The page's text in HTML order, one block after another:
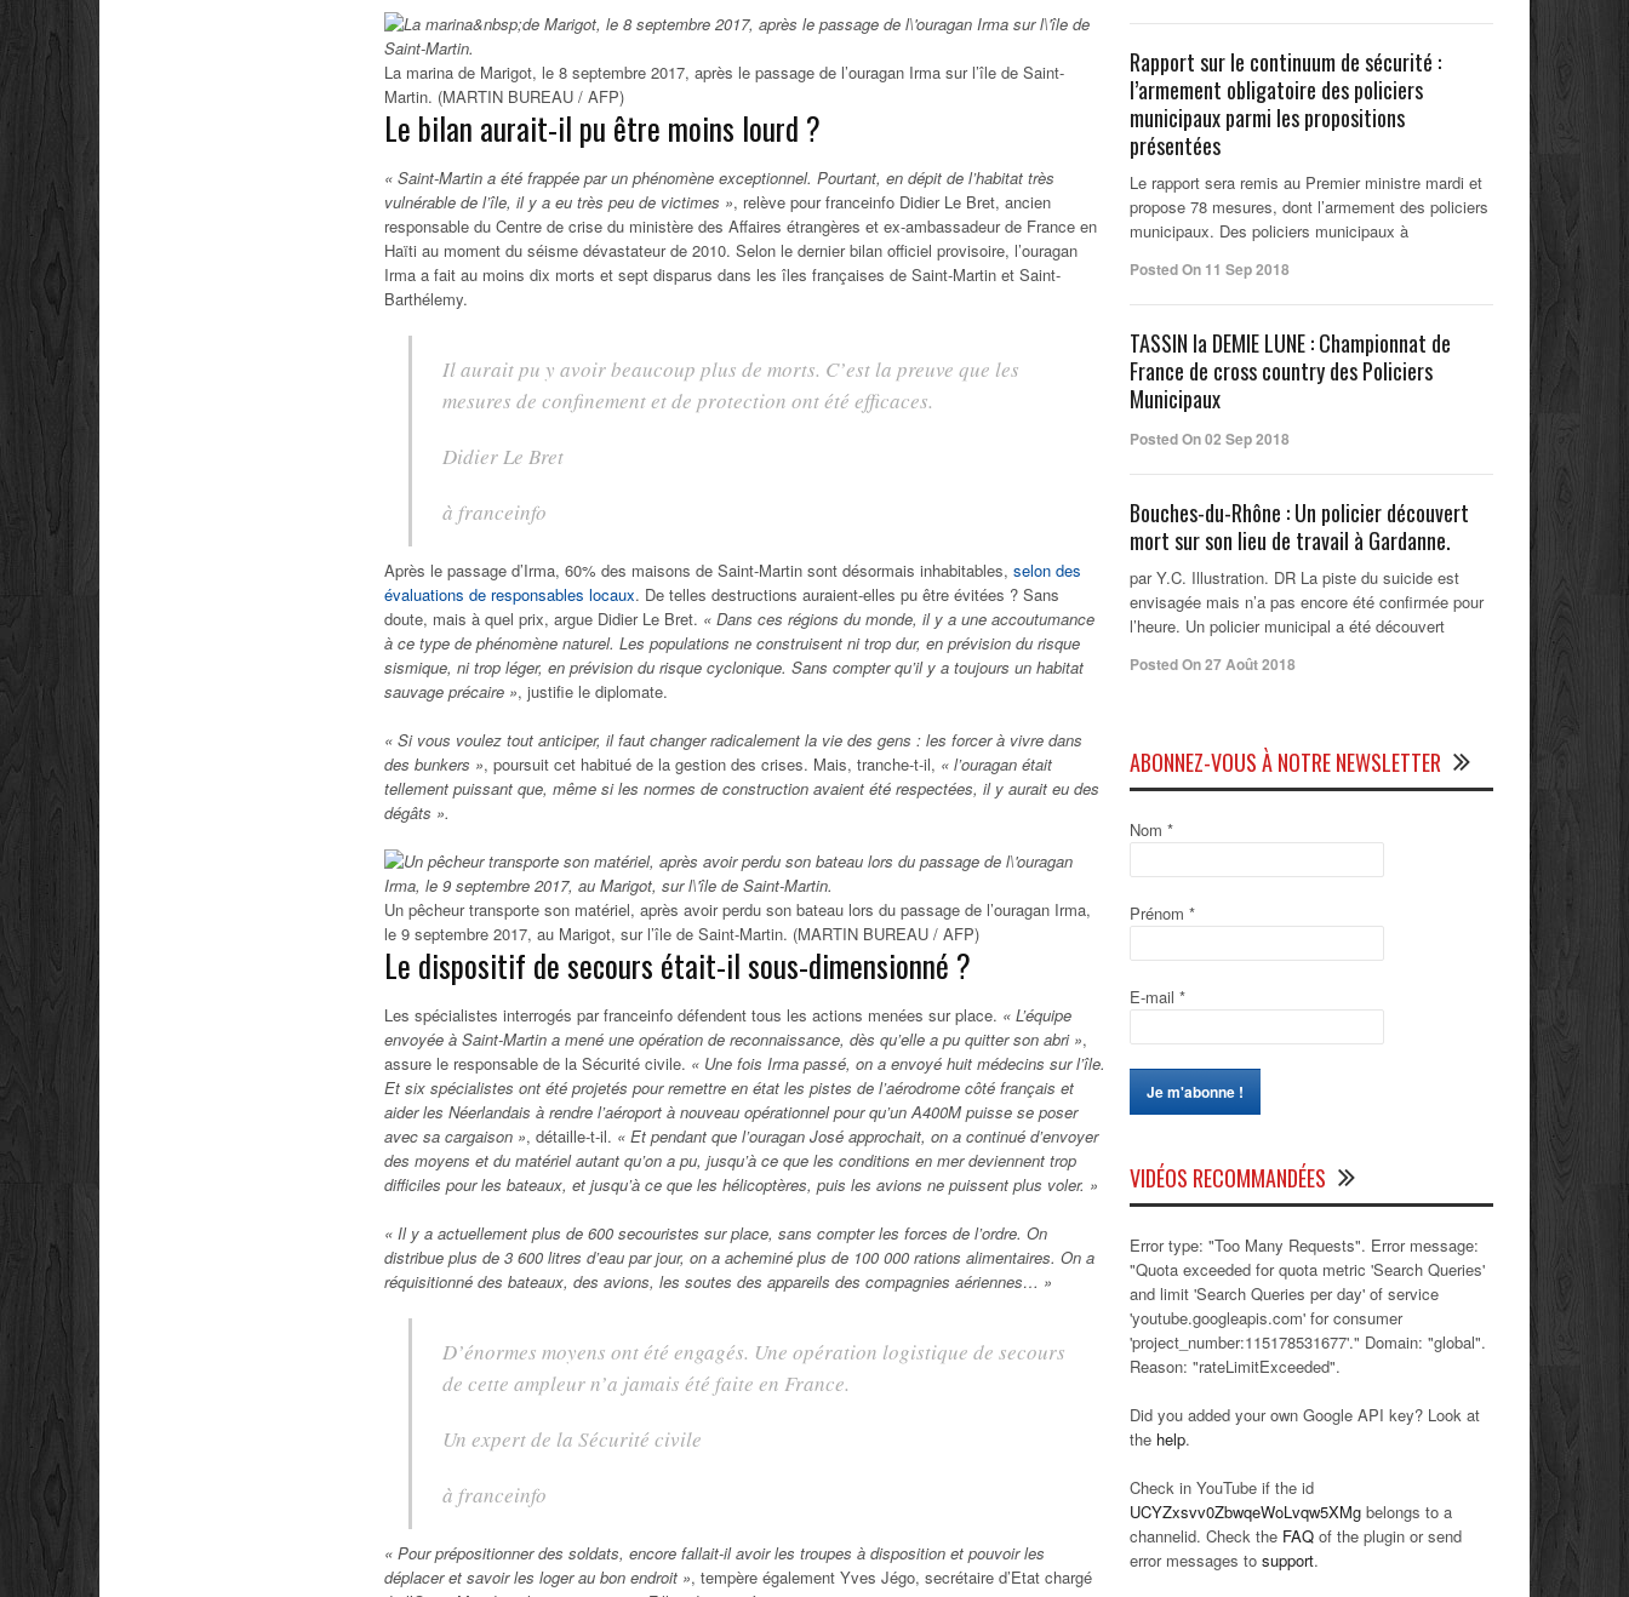
La marina de Marigot, le 8 septembre 2017, après le passage de l’ouragan Irma sur l’île de Saint-
Martin. (MARTIN BUREAU / AFP)
Le bilan aurait-il pu être moins lourd ?
« Saint-Martin a été frappée par un phénomène exceptionnel. Pourtant, en dépit de l’habitat très
vulnérable de l’île, il y a eu très peu de victimes », relève pour franceinfo Didier Le Bret, ancien
responsable du Centre de crise du ministère des Affaires étrangères et ex-ambassadeur de France en
Haïti au moment du séisme dévastateur de 2010. Selon le dernier bilan officiel provisoire, l’ouragan
Irma a fait au moins dix morts et sept disparus dans les îles françaises de Saint-Martin et Saint-
Barthélemy.
Il aurait pu y avoir beaucoup plus de morts. C’est la preuve que les
mesures de confinement et de protection ont été efficaces.
Didier Le Bret
à franceinfo
Après le passage d’Irma, 60% des maisons de Saint-Martin sont désormais inhabitables, selon des
évaluations de responsables locaux. De telles destructions auraient-elles pu être évitées ? Sans
doute, mais à quel prix, argue Didier Le Bret. « Dans ces régions du monde, il y a une accoutumance
à ce type de phénomène naturel. Les populations ne construisent ni trop dur, en prévision du risque
sismique, ni trop léger, en prévision du risque cyclonique. Sans compter qu’il y a toujours un habitat
sauvage précaire », justifie le diplomate.
« Si vous voulez tout anticiper, il faut changer radicalement la vie des gens : les forcer à vivre dans
des bunkers », poursuit cet habitué de la gestion des crises. Mais, tranche-t-il, « l’ouragan était
tellement puissant que, même si les normes de construction avaient été respectées, il y aurait eu des
dégâts ».
Un pêcheur transporte son matériel, après avoir perdu son bateau lors du passage de l’ouragan Irma,
le 9 septembre 2017, au Marigot, sur l’île de Saint-Martin. (MARTIN BUREAU / AFP)
Le dispositif de secours était-il sous-dimensionné ?
Les spécialistes interrogés par franceinfo défendent tous les actions menées sur place. « L’équipe
envoyée à Saint-Martin a mené une opération de reconnaissance, dès qu’elle a pu quitter son abri »,
assure le responsable de la Sécurité civile. « Une fois Irma passé, on a envoyé huit médecins sur l’île.
Et six spécialistes ont été projetés pour remettre en état les pistes de l’aérodrome côté français et
aider les Néerlandais à rendre l’aéroport à nouveau opérationnel pour qu’un A400M puisse se poser
avec sa cargaison », détaille-t-il. « Et pendant que l’ouragan José approchait, on a continué d’envoyer
des moyens et du matériel autant qu’on a pu, jusqu’à ce que les conditions en mer deviennent trop
difficiles pour les bateaux, et jusqu’à ce que les hélicoptères, puis les avions ne puissent plus voler. »
« Il y a actuellement plus de 600 secouristes sur place, sans compter les forces de l’ordre. On
distribue plus de 3 600 litres d’eau par jour, on a acheminé plus de 100 000 rations alimentaires. On a
réquisitionné des bateaux, des avions, les soutes des appareils des compagnies aériennes… »
D’énormes moyens ont été engagés. Une opération logistique de secours
de cette ampleur n’a jamais été faite en France.
Un expert de la Sécurité civile
à franceinfo
« Pour prépositionner des soldats, encore fallait-il avoir les troupes à disposition et pouvoir les
déplacer et savoir les loger au bon endroit », tempère également Yves Jégo, secrétaire d’Etat chargé
Rapport sur le continuum de sécurité :
l’armement obligatoire des policiers
municipaux parmi les propositions
présentées
Le rapport sera remis au Premier ministre mardi et
propose 78 mesures, dont l’armement des policiers
municipaux. Des policiers municipaux à
Posted On 11 Sep 2018
TASSIN la DEMIE LUNE : Championnat de
France de cross country des Policiers
Municipaux
Posted On 02 Sep 2018
Bouches-du-Rhône : Un policier découvert
mort sur son lieu de travail à Gardanne.
par Y.C. Illustration. DR La piste du suicide est
envisagée mais n’a pas encore été confirmée pour
l’heure. Un policier municipal a été découvert
Posted On 27 Août 2018
ABONNEZ-VOUS À NOTRE NEWSLETTER
Nom *
Prénom *
E-mail *
VIDÉOS RECOMMANDÉES
Error type: "Too Many Requests". Error message:
"Quota exceeded for quota metric 'Search Queries'
and limit 'Search Queries per day' of service
'youtube.googleapis.com' for consumer
'project_number:115178531677'." Domain: "global".
Reason: "rateLimitExceeded".
Did you added your own Google API key? Look at
the help.
Check in YouTube if the id
UCYZxsvv0ZbwqeWoLvqw5XMg belongs to a
channelid. Check the FAQ of the plugin or send
error messages to support.